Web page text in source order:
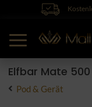
Elfbar Mate
Pod & Gerät